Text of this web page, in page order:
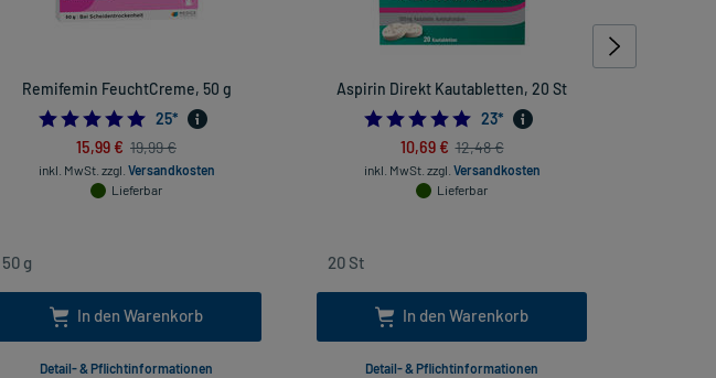
Remifemin FeuchtCreme, 50 g
4.96
25*
15,99 € 19,99 €
inkl. MwSt. zzgl. Versandkosten
Lieferbar
In den Warenkorb
Detail- & Pflichtinformationen
Aspirin Direkt Kautabletten, 20 St
4.956521739130435
23*
10,69 € 12,48 €
inkl. MwSt. zzgl. Versandkosten
Lieferbar
In den Warenkorb
Detail- & Pflichtinformationen